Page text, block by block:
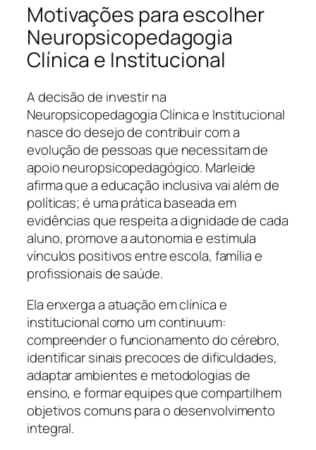
Motivações para escolher
Neuropsicopedagogia
Clínica e Institucional
A decisão de investir na
Neuropsicopedagogia Clínica e Institucional
nasce do desejo de contribuir com a
evolução de pessoas que necessitam de
apoio neuropsicopedagógico. Marleide
afirma que a educação inclusiva vai além de
políticas; é uma prática baseada em
evidências que respeita a dignidade de cada
aluno, promove a autonomia e estimula
vínculos positivos entre escola, família e
profissionais de saúde.
Ela enxerga a atuação em clínica e
institucional como um continuum:
compreender o funcionamento do cérebro,
identificar sinais precoces de dificuldades,
adaptar ambientes e metodologias de
ensino, e formar equipes que compartilhem
objetivos comuns para o desenvolvimento
integral.